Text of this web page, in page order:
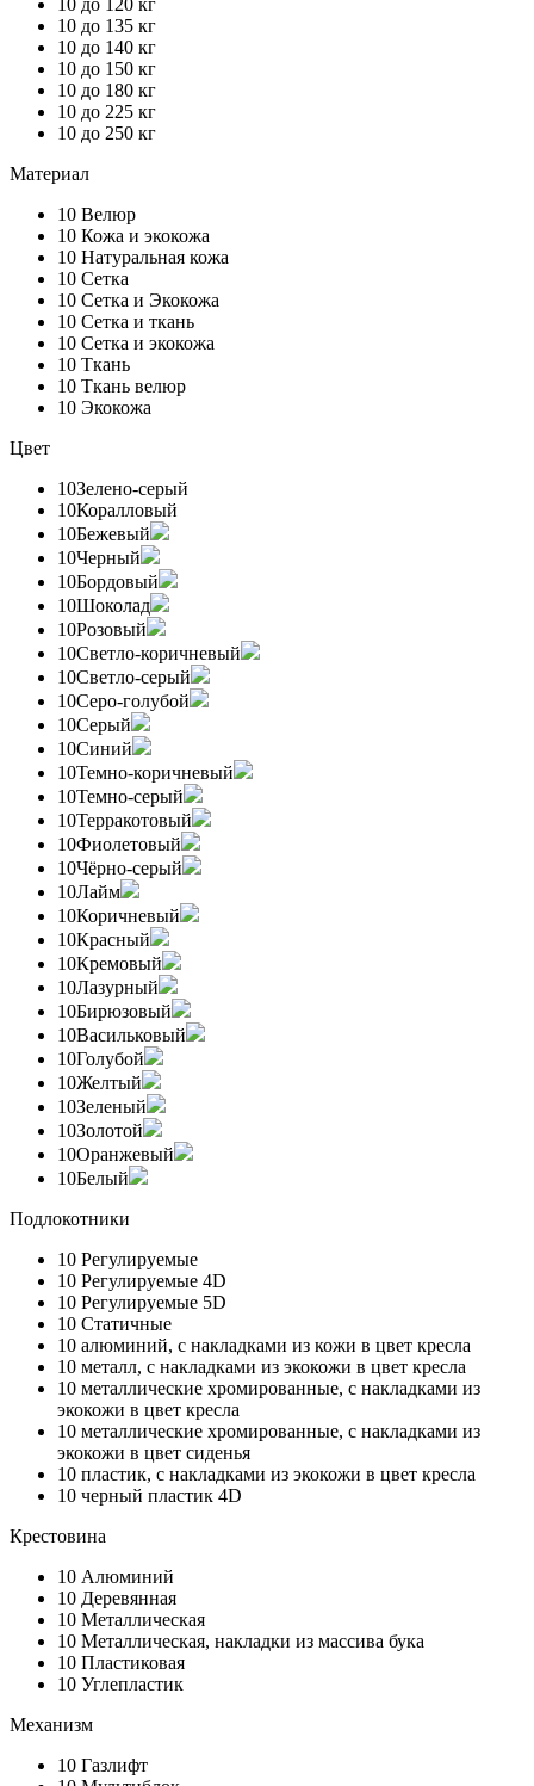
10 до 120 кг
10 до 135 кг
10 до 140 кг
10 до 150 кг
10 до 180 кг
10 до 225 кг
10 до 250 кг
Материал
10 Велюр
10 Кожа и экокожа
10 Натуральная кожа
10 Сетка
10 Сетка и Экокожа
10 Сетка и ткань
10 Сетка и экокожа
10 Ткань
10 Ткань велюр
10 Экокожа
Цвет
10Зелено-серый
10Коралловый
10Бежевый
10Черный
10Бордовый
10Шоколад
10Розовый
10Светло-коричневый
10Светло-серый
10Серо-голубой
10Серый
10Синий
10Темно-коричневый
10Темно-серый
10Терракотовый
10Фиолетовый
10Чёрно-серый
10Лайм
10Коричневый
10Красный
10Кремовый
10Лазурный
10Бирюзовый
10Васильковый
10Голубой
10Желтый
10Зеленый
10Золотой
10Оранжевый
10Белый
Подлокотники
10 Регулируемые
10 Регулируемые 4D
10 Регулируемые 5D
10 Статичные
10 алюминий, с накладками из кожи в цвет кресла
10 металл, с накладками из экокожи в цвет кресла
10 металлические хромированные, с накладками из
экокожи в цвет кресла
10 металлические хромированные, с накладками из
экокожи в цвет сиденья
10 пластик, с накладками из экокожи в цвет кресла
10 черный пластик 4D
Крестовина
10 Алюминий
10 Деревянная
10 Металлическая
10 Металлическая, накладки из массива бука
10 Пластиковая
10 Углепластик
Механизм
10 Газлифт